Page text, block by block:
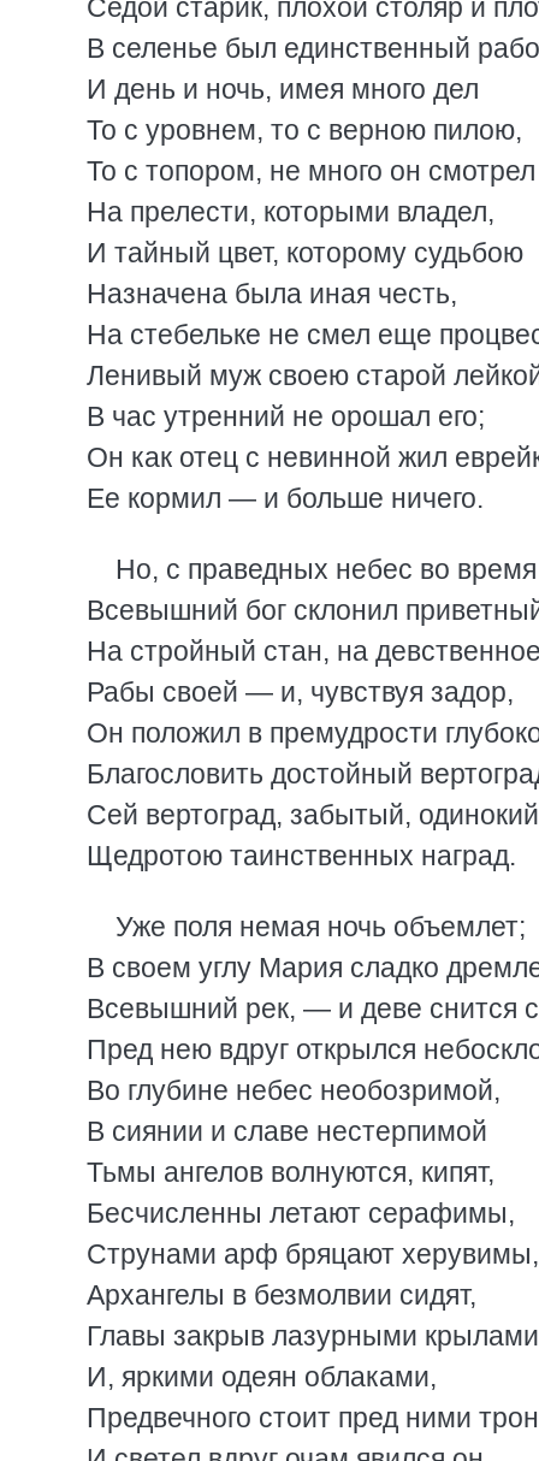
Седой старик, плохой столяр и
В селенье был единственный
И день и ночь, имея много дел
То с уровнем, то с верною пилою,
То с топором, не много он смотрел
На прелести, которыми владел,
И тайный цвет, которому судьбою
Назначена была иная честь,
На стебельке не смел еще
Ленивый муж своею старой
В час утренний не орошал его;
Он как отец с невинной жил
Ее кормил — и больше ничего.
Но, с праведных небес во
Всевышний бог склонил
На стройный стан, на
Рабы своей — и, чувствуя задор,
Он положил в премудрости
Благословить достойный
Сей вертоград, забытый,
Щедротою таинственных наград.
Уже поля немая ночь объемлет;
В своем углу Мария сладко
Всевышний рек, — и деве снится
Пред нею вдруг открылся
Во глубине небес необозримой,
В сиянии и славе нестерпимой
Тьмы ангелов волнуются, кипят,
Бесчисленны летают серафимы,
Струнами арф бряцают херувимы,
Архангелы в безмолвии сидят,
Главы закрыв лазурными
И, яркими одеян облаками,
Предвечного стоит пред ними